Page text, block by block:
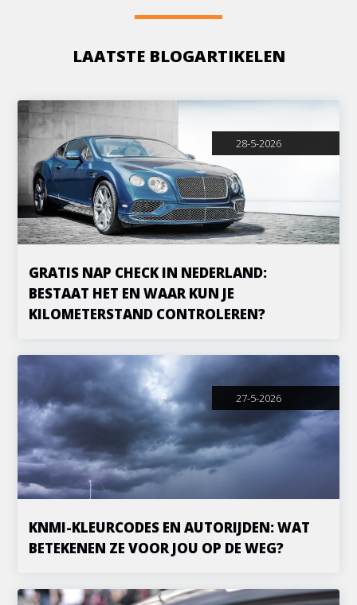
LAATSTE BLOGARTIKELEN
28-5-2026
GRATIS NAP CHECK IN NEDERLAND:
BESTAAT HET EN WAAR KUN JE
KILOMETERSTAND CONTROLEREN?
27-5-2026
KNMI-KLEURCODES EN AUTORIJDEN: WAT
BETEKENEN ZE VOOR JOU OP DE WEG?